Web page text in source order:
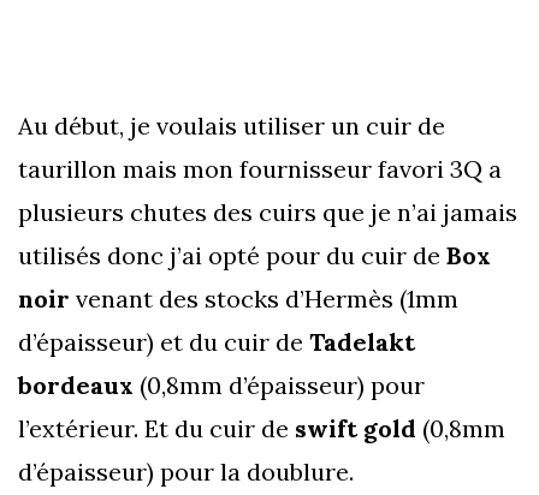
Au début, je voulais utiliser un cuir de
taurillon mais mon fournisseur favori 3Q a
plusieurs chutes des cuirs que je n’ai jamais
utilisés donc j’ai opté pour du cuir de Box
noir venant des stocks d’Hermès (1mm
d’épaisseur) et du cuir de Tadelakt
bordeaux (0,8mm d’épaisseur) pour
l’extérieur. Et du cuir de swift gold (0,8mm
d’épaisseur) pour la doublure.